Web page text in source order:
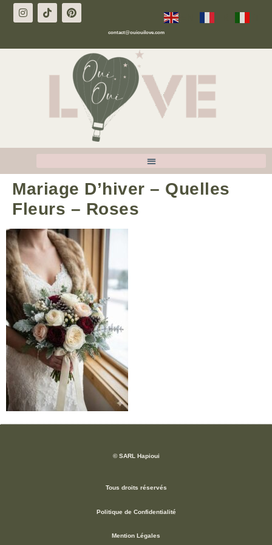
contact@ouiouilove.com
Mariage D’hiver – Quelles
Fleurs – Roses
© SARL Hapioui
Tous droits réservés
Politique de Confidentialité
Mention Légales